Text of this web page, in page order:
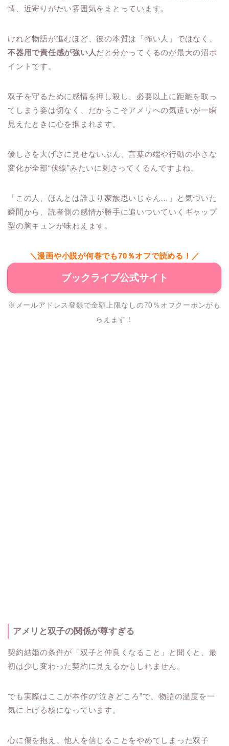
情、近寄りがたい雰囲気をまとっています。
けれど物語が進むほど、彼の本質は「怖い人」ではなく、
不器用で責任感が強い人だと分かってくるのが最大の沼ポ
イントです。
双子を守るために感情を押し殺し、必要以上に距離を取っ
てしまう姿は切なく、だからこそアメリへの気遣いが一瞬
見えたときに心を掴まれます。
優しさを大げさに見せないぶん、言葉の端や行動の小さな
変化が全部“伏線”みたいに刺さってくるんですよね。
「この人、ほんとは誰より家族思いじゃん…」と気づいた
瞬間から、読者側の感情が勝手に追いついていくギャップ
型の胸キュンが味わえます。
＼漫画や小説が何巻でも70％オフで読める！／
ブックライブ公式サイト
※メールアドレス登録で金額上限なしの70％オフクーポンがも
らえます！
アメリと双子の関係が尊すぎる
契約結婚の条件が「双子と仲良くなること」と聞くと、最
初は少し変わった契約に見えるかもしれません。
でも実際はここが本作の“泣きどころ”で、物語の温度を一
気に上げる核になっています。
心に傷を抱え、他人を信じることをやめてしまった双子